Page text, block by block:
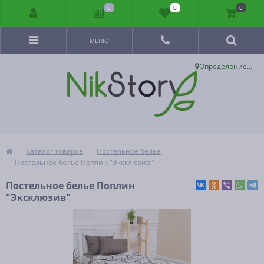
Определение...
МЕНЮ
Каталог товаров
Постельное белье
Постельное белье Поплин "Эксклюзив"
Постельное белье Поплин
"Эксклюзив"
0 0 0